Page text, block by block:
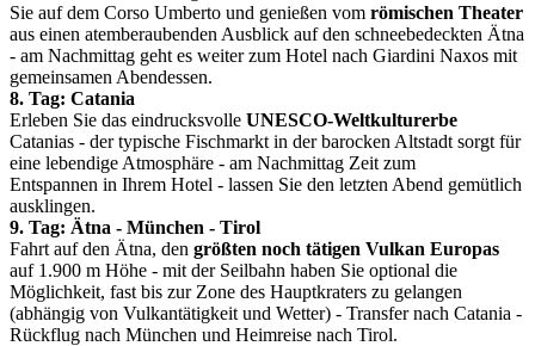
Sie auf dem Corso Umberto und genießen vom römischen Theater
aus einen atemberaubenden Ausblick auf den schneebedeckten Ätna
- am Nachmittag geht es weiter zum Hotel nach Giardini Naxos mit
gemeinsamen Abendessen.
8. Tag: Catania
Erleben Sie das eindrucksvolle UNESCO-Weltkulturerbe
Catanias - der typische Fischmarkt in der barocken Altstadt sorgt für
eine lebendige Atmosphäre - am Nachmittag Zeit zum
Entspannen in Ihrem Hotel - lassen Sie den letzten Abend gemütlich
ausklingen.
9. Tag: Ätna - München - Tirol
Fahrt auf den Ätna, den größten noch tätigen Vulkan Europas
auf 1.900 m Höhe - mit der Seilbahn haben Sie optional die
Möglichkeit, fast bis zur Zone des Hauptkraters zu gelangen
(abhängig von Vulkantätigkeit und Wetter) - Transfer nach Catania -
Rückflug nach München und Heimreise nach Tirol.